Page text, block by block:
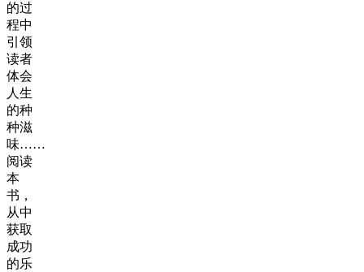
的过
程中
引领
读者
体会
人生
的种
种滋
味……
阅读
本
书，
从中
获取
成功
的乐